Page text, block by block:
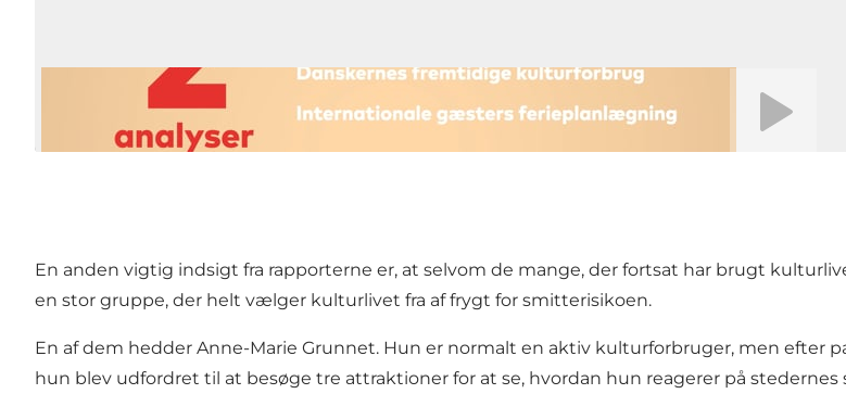
En anden vigtig indsigt fra rapporterne er, at selvom de mange, der fortsat har brugt
en stor gruppe, der helt vælger kulturlivet fra af frygt for smitterisikoen.
En af dem hedder Anne-Marie Grunnet. Hun er normalt en aktiv kulturforbruger, men
hun blev udfordret til at besøge tre attraktioner for at se, hvordan hun reagerer på